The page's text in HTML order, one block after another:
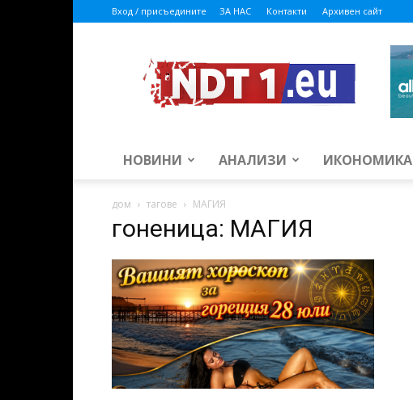
Вход / присъедините ЗА НАС Контакти Архивен сайт
НОВИНИ АНАЛИЗИ ИКОНОМИКА
дом тагове МАГИЯ
гоненица: МАГИЯ